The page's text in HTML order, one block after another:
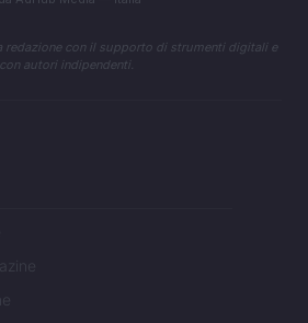
redazione con il supporto di strumenti digitali e
autori indipendenti.